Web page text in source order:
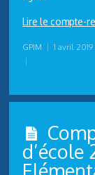
Lire le compte-
GPIM | 1 avril 2019
|
d’école